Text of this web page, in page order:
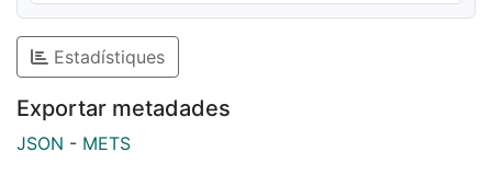
Estadístiques
Exportar metadades
JSON - METS